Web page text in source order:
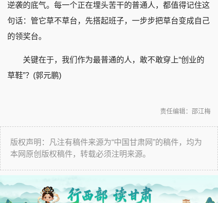
逆袭的底气。每一个正在埋头苦干的普通人，都值得记住这
句话：管它草不草台，先搭起班子，一步步把草台变成自己
的领奖台。
关键在于，我们作为最普通的人，敢不敢穿上“创业的
草鞋”？ (郭元鹏)
责任编辑：邵江梅
版权声明：凡注有稿件来源为“中国甘肃网”的稿件，均为
本网原创版权稿件，转载必须注明来源。